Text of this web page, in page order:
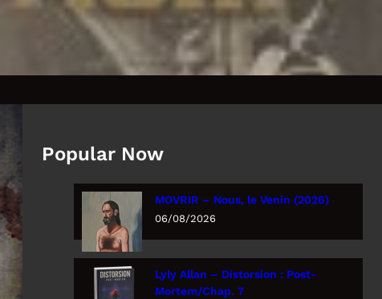
Popular Now
MOVRIR – Nous, le Venin (2026)
06/08/2026
Lyly Allan – Distorsion : Post-
Mortem/Chap. 7